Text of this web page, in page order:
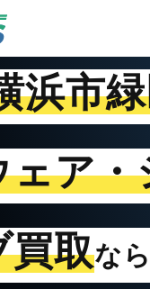
浜市
ェア・
買取なら